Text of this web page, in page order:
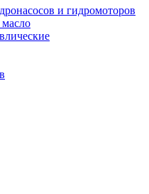
и гидромоторов
масло